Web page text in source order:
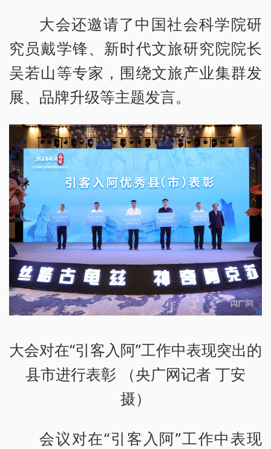
大会还邀请了中国社会科学院研
究员戴学锋、新时代文旅研究院院长
吴若山等专家，围绕文旅产业集群发
展、品牌升级等主题发言。
大会对在“引客入阿”工作中表现突出的
县市进行表彰 （央广网记者 丁安
摄）
会议对在“引客入阿”工作中表现